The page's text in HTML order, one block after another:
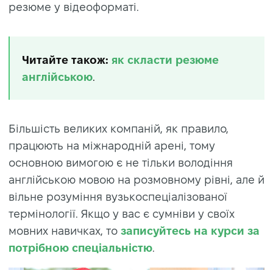
резюме у відеоформаті.
Читайте також: як скласти резюме
англiйською
Більшість великих компаній, як правило,
працюють на міжнародній арені, тому
основною вимогою є не тільки володіння
англійською мовою на розмовному рівні, але й
вільне розуміння вузькоспеціалізованої
термінології. Якщо у вас є сумніви у своїх
мовних навичках, то записуйтесь на курси за
потрібною спеціальністю